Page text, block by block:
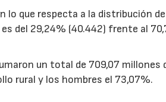
lo que respecta a la distribución
del 29,24% (40.442) frente al
un total de 709,07 millones
rural y los hombres el 73,07%.